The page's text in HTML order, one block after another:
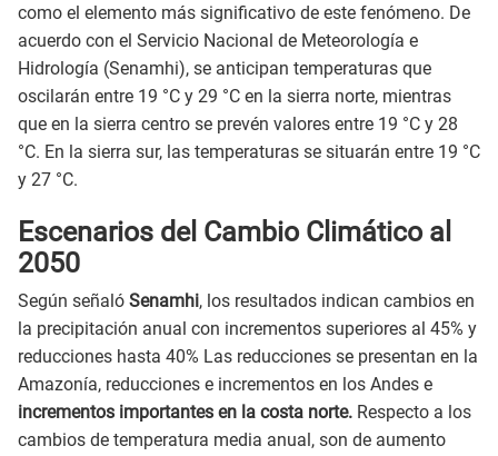
como el elemento más significativo de este fenómeno. De
acuerdo con el Servicio Nacional de Meteorología e
Hidrología (Senamhi), se anticipan temperaturas que
oscilarán entre 19 °C y 29 °C en la sierra norte, mientras
que en la sierra centro se prevén valores entre 19 °C y 28
°C. En la sierra sur, las temperaturas se situarán entre 19 °C
y 27 °C.
Escenarios del Cambio Climático al
2050
Según señaló Senamhi, los resultados indican cambios en
la precipitación anual con incrementos superiores al 45% y
reducciones hasta 40% Las reducciones se presentan en la
Amazonía, reducciones e incrementos en los Andes e
incrementos importantes en la costa norte. Respecto a los
cambios de temperatura media anual, son de aumento